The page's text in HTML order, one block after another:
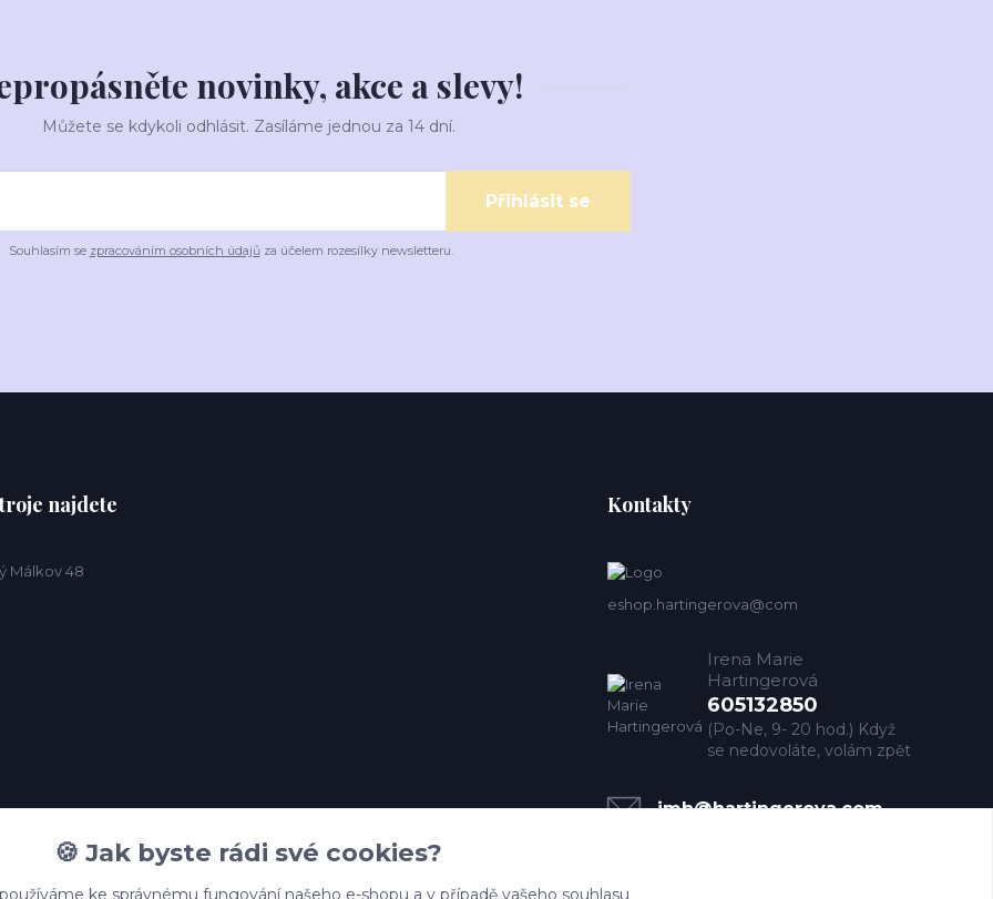
novinky, akce a slevy!
Můžete se kdykoli odhlásit. Zasíláme jednou za 14 dní.
Přihlásit se
Souhlasím se zpracováním osobních údajůza účelem rozesílky newsletteru.
najdete
Málkov 48
Kontakty
eshop.hartingerova@com
Irena Marie
Hartingerová
605132850
(Po-Ne, 9- 20 hod.) Když
se nedovoláte, volám zpět
imh@hartingerova.com
🍪 Jak byste rádi své cookies?
ke správnému fungování našeho e-shopu a v případě vašeho souhlasu